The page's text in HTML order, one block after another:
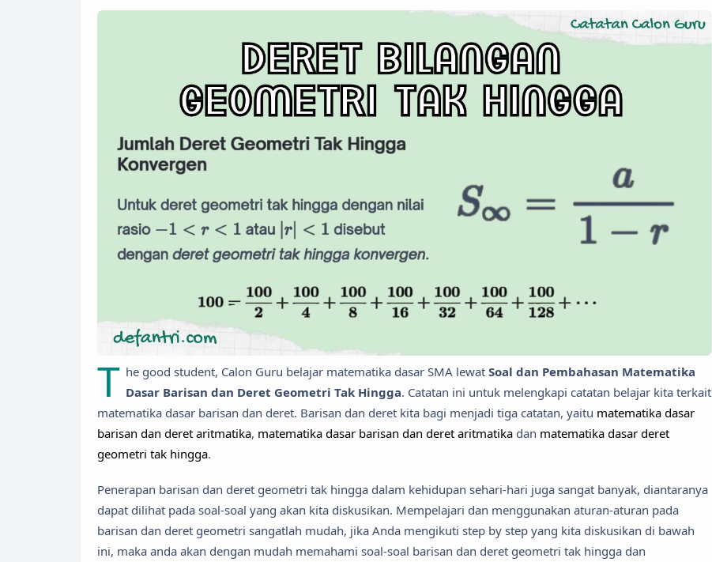
T he good student, Calon Guru belajar matematika dasar SMA lewat Soal dan Pembahasan Matematika
Dasar Barisan dan Deret Geometri Tak Hingga. Catatan ini untuk melengkapi catatan belajar kita terkait
matematika dasar barisan dan deret. Barisan dan deret kita bagi menjadi tiga catatan, yaitu matematika dasar
barisan dan deret aritmatika, matematika dasar barisan dan deret aritmatika dan matematika dasar deret
geometri tak hingga.
Penerapan barisan dan deret geometri tak hingga dalam kehidupan sehari-hari juga sangat banyak, diantaranya
dapat dilihat pada soal-soal yang akan kita diskusikan. Mempelajari dan menggunakan aturan-aturan pada
barisan dan deret geometri sangatlah mudah, jika Anda mengikuti step by step yang kita diskusikan di bawah
ini, maka anda akan dengan mudah memahami soal-soal barisan dan deret geometri tak hingga dan